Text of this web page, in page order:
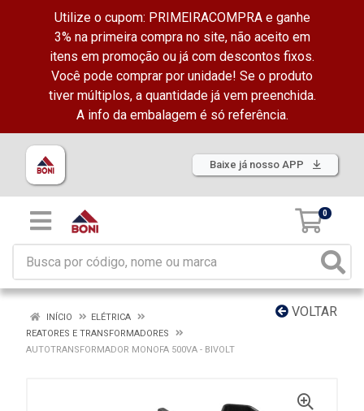
Utilize o cupom: PRIMEIRACOMPRA e ganhe
3% na primeira compra no site, não aceito em
itens em promoção ou já com descontos fixos.
Você pode comprar por unidade! Se o produto
tiver múltiplos, a quantidade já vem preenchida.
A info da embalagem é só referência.
Baixe já nosso APP
0
VOLTAR
INÍCIO
ELÉTRICA
REATORES E TRANSFORMADORES
AUTOTRANSFORMADOR MONOFA 500VA - BIVOLT